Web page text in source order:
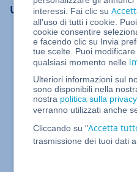
un server
Temi
Aggiungere un
server Windows
Aggiungere un
server Linux
interessi. Fai clic su
all'uso di tutti i cookie.
cookie consentire
e facendo clic su Invia
tue scelte. Puoi
qualsiasi momento nelle
Ulteriori informazioni sul
sono disponibili nella
nostra politica sulla privacy
verranno utilizzati anche
Cliccando su "Accetta
trasmissione dei tuoi dati